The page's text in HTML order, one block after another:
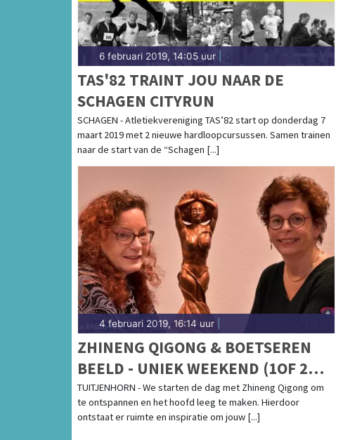
6 februari 2019, 14:05 uur
TAS'82 TRAINT JOU NAAR DE
SCHAGEN CITYRUN
SCHAGEN - Atletiekvereniging TAS’82 start op donderdag 7
maart 2019 met 2 nieuwe hardloopcursussen. Samen trainen
naar de start van de “Schagen [...]
4 februari 2019, 16:14 uur
ZHINENG QIGONG & BOETSEREN
BEELD - UNIEK WEEKEND (1OF 2
DAGEN)
TUITJENHORN - We starten de dag met Zhineng Qigong om
te ontspannen en het hoofd leeg te maken. Hierdoor
ontstaat er ruimte en inspiratie om jouw [...]